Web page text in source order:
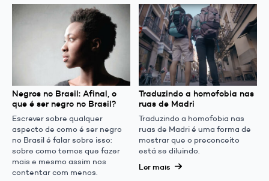
Negros no Brasil: Afinal, o
que é ser negro no Brasil?
Escrever sobre qualquer
aspecto de como é ser negro
no Brasil é falar sobre isso:
sobre como temos que fazer
mais e mesmo assim nos
contentar com menos.
Traduzindo a homofobia nas
ruas de Madri
Traduzindo a homofobia nas
ruas de Madri é uma forma de
mostrar que o preconceito
está se diluindo.
Ler mais